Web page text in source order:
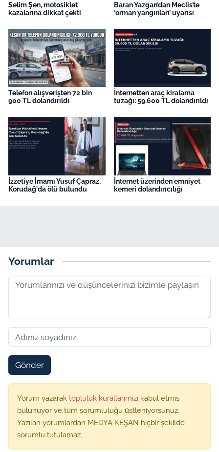
Selim Şen, motosiklet
kazalarına dikkat çekti
Baran Yazgan’dan Meclis’te
‘orman yangınları’ uyarısı
Telefon alışverişten 72 bin
900 TL dolandırıldı
İnternetten araç kiralama
tuzağı: 59.600 TL dolandırıldı
İzzetiye İmamı Yusuf Çapraz,
Korudağ'da ölü bulundu
İnternet üzerinden emniyet
kemeri dolandırıcılığı
Yorumlar
Gönder
Yorum yazarak topluluk kurallarımızı kabul etmiş
bulunuyor ve tüm sorumluluğu üstleniyorsunuz.
Yazılan yorumlardan MEDYA KEŞAN hiçbir şekilde
sorumlu tutulamaz.